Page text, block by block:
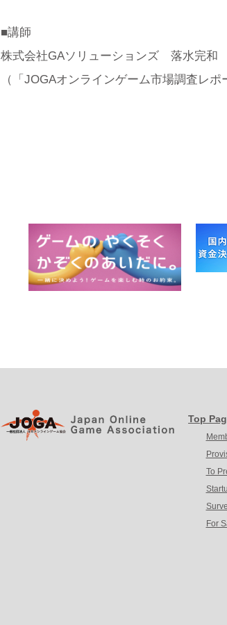
■講師
株式会社GAソリューションズ 落水完和
（「JOGAオンラインゲーム市場調査レポ
Top
To
For